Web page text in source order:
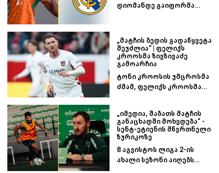
დიომანდე გაიფორმა...
„მატჩის ბედის გადაწყვეტა
შეუძლია“ | ფელიქს
კროოსმა ზივზივაძე
გამოარჩია
ტონი კროოსის უმცროსმა
ძმამ, ფელიქს კროოსმა...
„იმედია, შაბათს მატჩის
განაცხადში მოხვდება“ -
სენტ-ეტიენის მწვრთნელი
ზურიკოზე
8 აგვისტოს ლიგა 2-ის
ახალი სეზონი აიღებს...